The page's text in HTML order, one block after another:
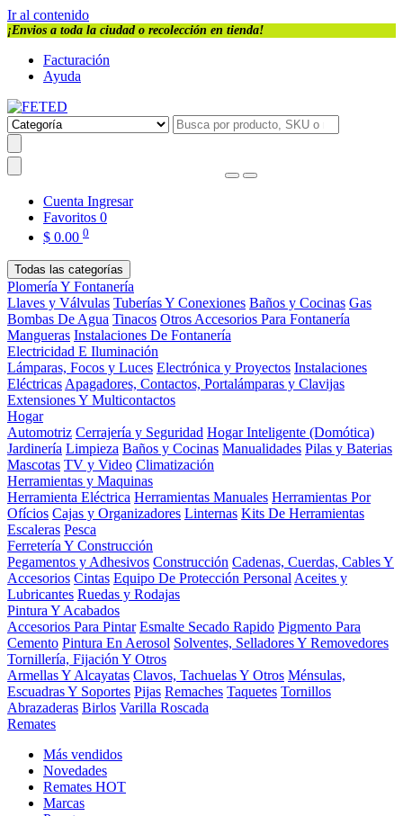
Ir al contenido
¡Envios a toda la ciudad o recolección en tienda!
Facturación
Ayuda
Cuenta Ingresar
Favoritos 0
$ 0.00 0
Todas las categorías
Plomería Y Fontanería
Llaves y Válvulas Tuberías Y Conexiones Baños y Cocinas Gas
Bombas De Agua Tinacos Otros Accesorios Para Fontanería
Mangueras Instalaciones De Fontanería
Electricidad E Iluminación
Lámparas, Focos y Luces Electrónica y Proyectos Instalaciones
Eléctricas Apagadores, Contactos, Portalámparas y Clavijas
Extensiones Y Multicontactos
Hogar
Automotriz Cerrajería y Seguridad Hogar Inteligente (Domótica)
Jardinería Limpieza Baños y Cocinas Manualidades Pilas y Baterias
Mascotas TV y Video Climatización
Herramientas y Maquinas
Herramienta Eléctrica Herramientas Manuales Herramientas Por
Ofícios Cajas y Organizadores Linternas Kits De Herramientas
Escaleras Pesca
Ferretería Y Construcción
Pegamentos y Adhesivos Construcción Cadenas, Cuerdas, Cables Y
Accesorios Cintas Equipo De Protección Personal Aceites y
Lubricantes Ruedas y Rodajas
Pintura Y Acabados
Accesorios Para Pintar Esmalte Secado Rapido Pigmento Para
Cemento Pintura En Aerosol Solventes, Selladores Y Removedores
Tornillería, Fijación Y Otros
Armellas Y Alcayatas Clavos, Tachuelas Y Otros Ménsulas,
Escuadras Y Soportes Pijas Remaches Taquetes Tornillos
Abrazaderas Birlos Varilla Roscada
Remates
Más vendidos
Novedades
Remates HOT
Marcas